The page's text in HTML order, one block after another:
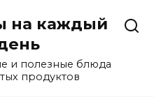
на каждый
и полезные блюда
продуктов